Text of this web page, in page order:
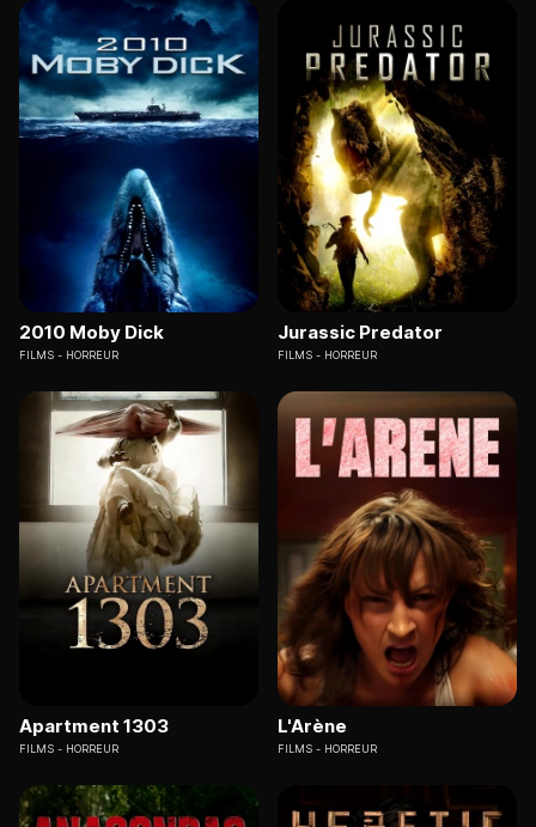
2010 Moby Dick
FILMS HORREUR
Jurassic Predator
FILMS HORREUR
Apartment 1303
FILMS HORREUR
L'Arène
FILMS HORREUR